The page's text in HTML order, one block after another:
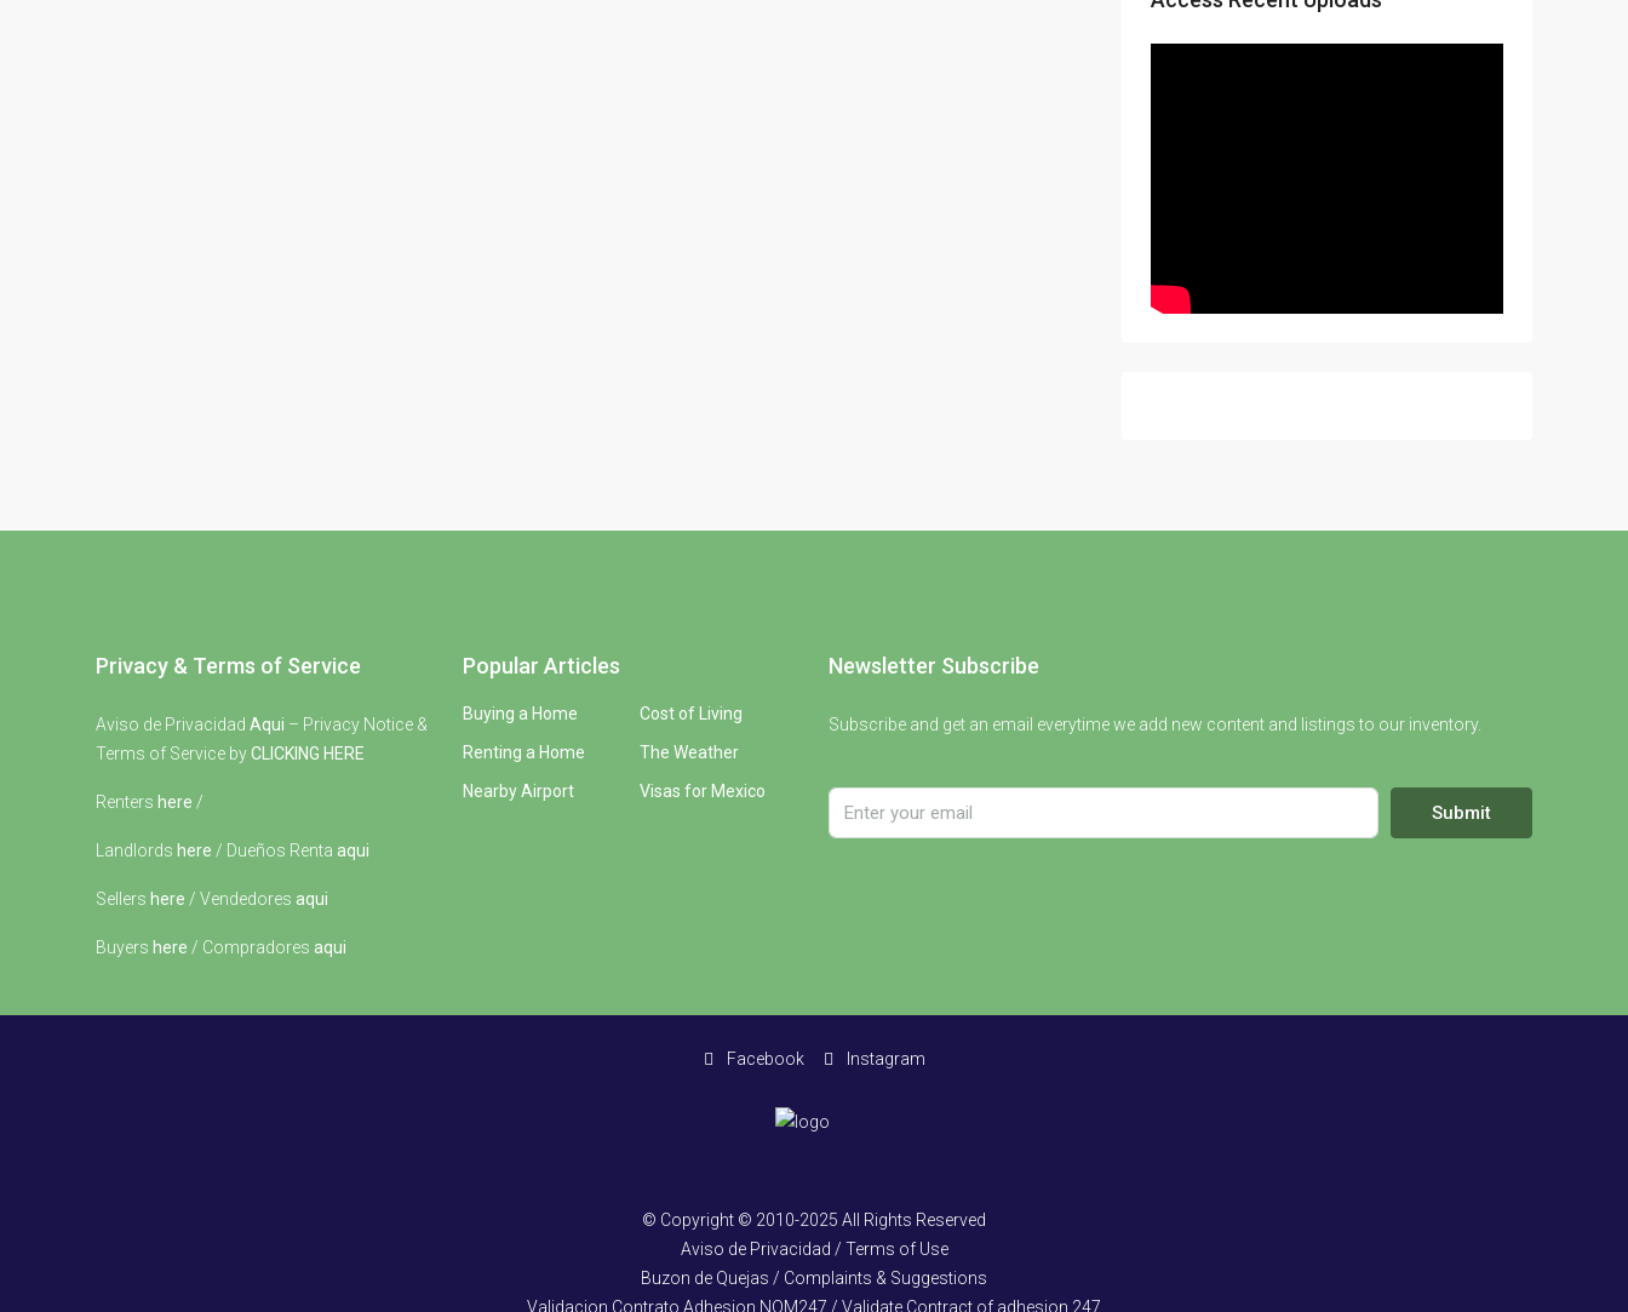
Privacy & Terms of Service
Aviso de Privacidad Aqui – Privacy Notice &
Terms of Service byCLICKING HERE
Renters here /
Landlords here / Dueños Renta aqui
Sellers here / Vendedores aqui
Buyers here / Compradores aqui
Popular Articles
Buying a Home
Renting a Home
Nearby Airport
Cost of Living
The Weather
Visas for Mexico
Newsletter Subscribe
Subscribe and get an email everytime we add new content and listings to our inventory.
Submit
Facebook Instagram
© Copyright © 2010-2025 All Rights Reserved
Aviso de Privacidad / Terms of Use
Buzon de Quejas / Complaints & Suggestions
Validacion Contrato Adhesion NOM247 / Validate Contract of adhesion 247